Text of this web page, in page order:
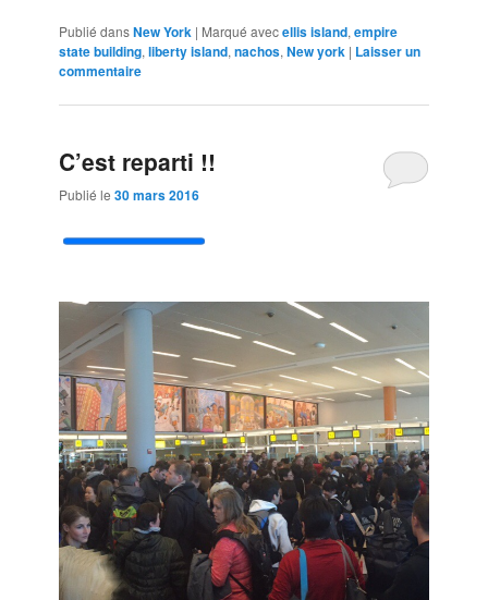
Publié dansNew York | Marqué avecellis island,empire
state building,liberty island,nachos,New york | Laisser un
commentaire
C’est reparti !!
Publié le30 mars 2016